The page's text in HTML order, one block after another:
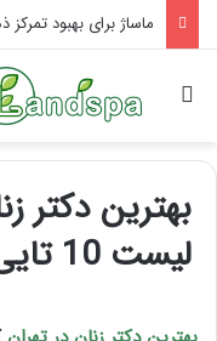
راهنمای کامل آموزش
جستجو برای
بهترین دکتر
لیست 10 تایی 1402